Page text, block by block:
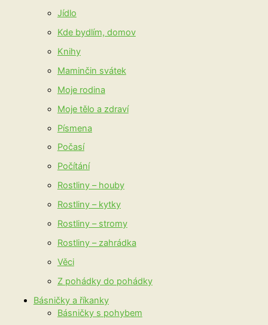
Jídlo
Kde bydlím, domov
Knihy
Maminčin svátek
Moje rodina
Moje tělo a zdraví
Písmena
Počasí
Počítání
Rostliny – houby
Rostliny – kytky
Rostliny – stromy
Rostliny – zahrádka
Věci
Z pohádky do pohádky
Básničky a říkanky
Básničky s pohybem